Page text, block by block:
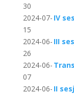
30
2024-07-
15
IV
2024-06-
26
III
2024-06-
07
2024-06- II